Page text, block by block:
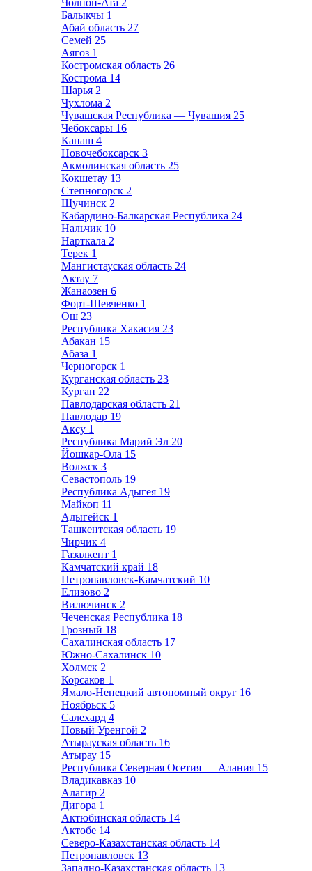
Чолпон-Ата 2
Балыкчы 1
Абай область 27
Семей 25
Аягоз 1
Костромская область 26
Кострома 14
Шарья 2
Чухлома 2
Чувашская Республика — Чувашия 25
Чебоксары 16
Канаш 4
Новочебоксарск 3
Акмолинская область 25
Кокшетау 13
Степногорск 2
Щучинск 2
Кабардино-Балкарская Республика 24
Нальчик 10
Нарткала 2
Терек 1
Мангистауская область 24
Актау 7
Жанаозен 6
Форт-Шевченко 1
Ош 23
Республика Хакасия 23
Абакан 15
Абаза 1
Черногорск 1
Курганская область 23
Курган 22
Павлодарская область 21
Павлодар 19
Аксу 1
Республика Марий Эл 20
Йошкар-Ола 15
Волжск 3
Севастополь 19
Республика Адыгея 19
Майкоп 11
Адыгейск 1
Ташкентская область 19
Чирчик 4
Газалкент 1
Камчатский край 18
Петропавловск-Камчатский 10
Елизово 2
Вилючинск 2
Чеченская Республика 18
Грозный 18
Сахалинская область 17
Южно-Сахалинск 10
Холмск 2
Корсаков 1
Ямало-Ненецкий автономный округ 16
Ноябрьск 5
Салехард 4
Новый Уренгой 2
Атырауская область 16
Атырау 15
Республика Северная Осетия — Алания 15
Владикавказ 10
Алагир 2
Дигора 1
Актюбинская область 14
Актобе 14
Северо-Казахстанская область 14
Петропавловск 13
Западно-Казахстанская область 13